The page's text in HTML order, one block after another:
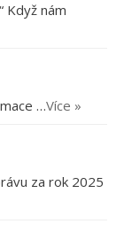
Když nám
…Více »
za rok 2025